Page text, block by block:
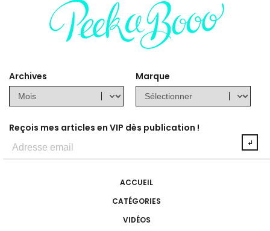
Archives Marque
Reçois mes articles en VIP dès publication !
ACCUEIL
CATÉGORIES
VIDÉOS